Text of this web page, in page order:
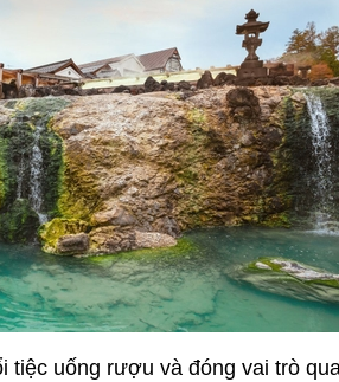
tiệc uống rượu và đóng vai trò